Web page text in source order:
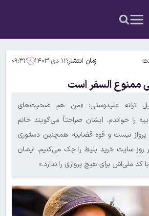
زمان انتشار:۱۲ دی ۱۴۰۳ ۰۹:۳۲
ممنوع السفر است
ترانه علیدوستی: ‏«من هم صحبت‌های
را خواندم. ‌ایشان صراحتاً می‌گویند خانم
نیست و قوه قضاییه همچنین دستوری
روز سایت خرید بلیط را چک می‌کنیم. ‌ایشان
کد ملی‌اش برای هیچ پروازی را ندارد.»